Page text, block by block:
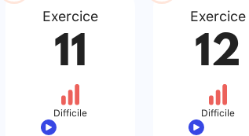
Exercice
11
Difficile
Exercice
12
Difficile